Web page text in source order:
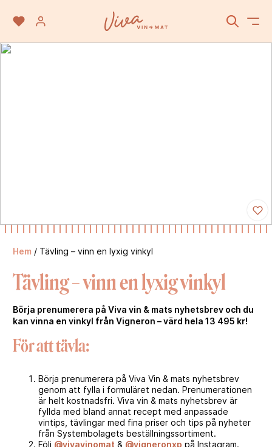
Hem / Tävling – vinn en lyxig vinkyl
Tävling – vinn en lyxig vinkyl
Börja prenumerera på Viva vin & mats nyhetsbrev och du
kan vinna en vinkyl från Vigneron – värd hela 13 495 kr!
För att tävla:
Börja prenumerera på Viva Vin & mats nyhetsbrev
genom att fylla i formuläret nedan. Prenumerationen
är helt kostnadsfri. Viva vin & mats nyhetsbrev är
fyllda med bland annat recept med anpassade
vintips, tävlingar med fina priser och tips på nyheter
från Systembolagets beställningssortiment.
Följ @vivavinomat & @vigneronxp på Instagram⁠.